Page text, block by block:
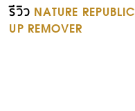
รีวิว NATURE
UP REMOVER